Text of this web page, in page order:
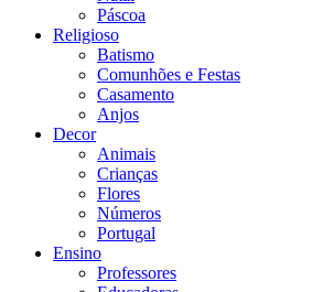
Páscoa
Religioso
Batismo
Comunhões e Festas
Casamento
Anjos
Decor
Animais
Crianças
Flores
Números
Portugal
Ensino
Professores